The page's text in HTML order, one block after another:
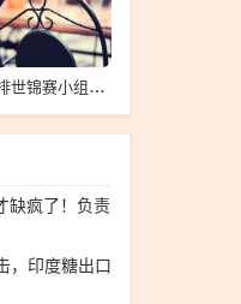
中国女排世锦赛小组第一
缺疯了！负责
，印度糖出口